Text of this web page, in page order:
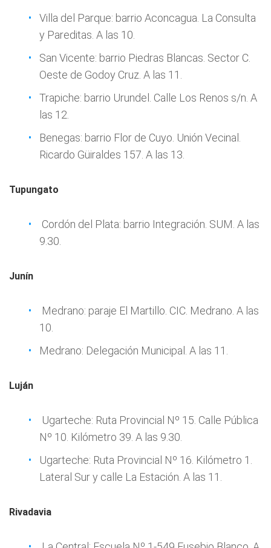
Villa del Parque: barrio Aconcagua. La Consulta
y Pareditas. A las 10.
San Vicente: barrio Piedras Blancas. Sector C.
Oeste de Godoy Cruz. A las 11.
Trapiche: barrio Urundel. Calle Los Renos s/n. A
las 12.
Benegas: barrio Flor de Cuyo. Unión Vecinal.
Ricardo Güiraldes 157. A las 13.
Tupungato
Cordón del Plata: barrio Integración. SUM. A las
9.30.
Junín
Medrano: paraje El Martillo. CIC. Medrano. A las
10.
Medrano: Delegación Municipal. A las 11.
Luján
Ugarteche: Ruta Provincial Nº 15. Calle Pública
Nº 10. Kilómetro 39. A las 9.30.
Ugarteche: Ruta Provincial Nº 16. Kilómetro 1.
Lateral Sur y calle La Estación. A las 11.
Rivadavia